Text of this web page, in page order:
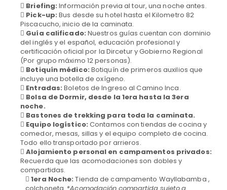
Briefing:Información previa al tour, una noche antes.
Pick-up:Bus desde su hotel hasta el Kilometro 82
Piscacucho, inicio de la caminata.
Guía calificado: Nuestros guías cuentan con dominio
del inglés y el español, educación profesional y
certificación oficial por la Dircetur y Gobierno Regional
(Por grupo máximo 12 personas).
Botiquín médico: Botiquín de primeros auxilios que
incluye una botella de oxígeno.
Entradas:Boletos de Ingreso al Camino Inca.
Bolsa de Dormir, desde la 1era hasta la 3era
noche.
Bastones de trekking para toda la caminata.
Equipo logístico: Contamos con tiendas de cocina y
comedor, mesas, sillas y el equipo completo de cocina.
Todo ello transportado por arrieros.
Alojamiento personal en campamentos privados:
Recuerda que las acomodaciones son dobles y
compartidas.
1era Noche: Tienda de campamento Wayllabamba ,